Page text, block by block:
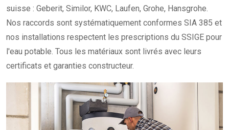
suisse : Geberit, Similor, KWC, Laufen, Grohe, Hansgrohe.
Nos raccords sont systématiquement conformes SIA 385 et
nos installations respectent les prescriptions du SSIGE pour
l'eau potable. Tous les matériaux sont livrés avec leurs
certificats et garanties constructeur.